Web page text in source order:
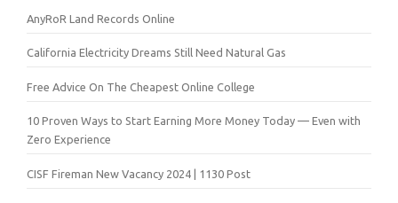
AnyRoR Land Records Online
California Electricity Dreams Still Need Natural Gas
Free Advice On The Cheapest Online College
10 Proven Ways to Start Earning More Money Today — Even with
Zero Experience
CISF Fireman New Vacancy 2024 | 1130 Post